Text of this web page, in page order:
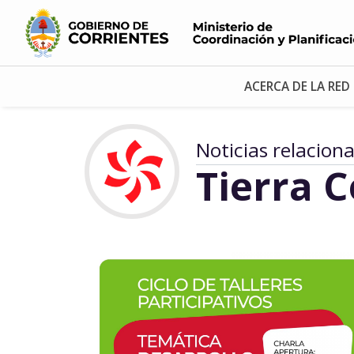
ACERCA DE LA RED
Noticias
Tierra